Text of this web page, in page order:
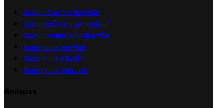
รับงานปรึกษาวางตู้ออฟฟิศ
รับงานติดตั้งตู้ออฟฟิศเคลื่อนที่
รับงานออกแบบ ผลิตตู้ออฟฟิศ
รับออกแบบ ตู้ออฟฟิศ
รับออกแบบ ตู้ห้องน้ำ
รับออกแบบ ตู้ป้อมยาม